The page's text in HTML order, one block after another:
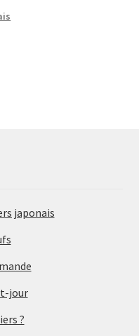
japonais
jour
?